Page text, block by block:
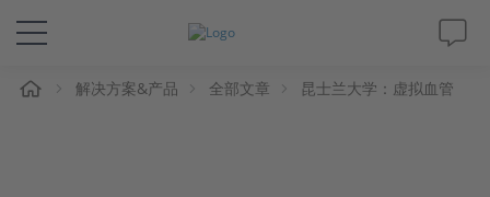
解决方案&产品
解决方案&产品 全部文章 昆士兰大学：虚拟血管